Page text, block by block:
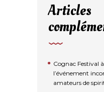
Articles
Cognac Festival
l’événement
amateurs de